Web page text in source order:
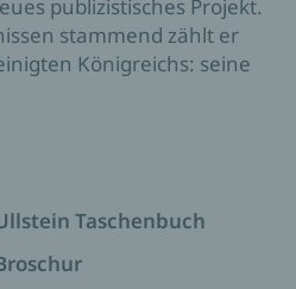
publizistisches Projekt.
stammend zählt er
Königreichs: seine
ein Politiker mit
von Vorträgen,
Events. Seine Schwäche,
mit dem lieben
sein liebster Schüler.
Jahres wird
Geheimnissen und
Taschenbuch